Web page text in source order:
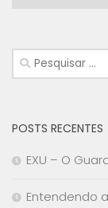
Pesquisar
por:
POSTS RECENTES
EXU – O
Entendendo